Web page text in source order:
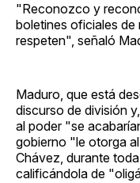
"Reconozco y
boletines oficiales de
respeten", señaló
Maduro, que está
discurso de división
al poder "se
gobierno "le otorga
Chávez, durante
calificándola de